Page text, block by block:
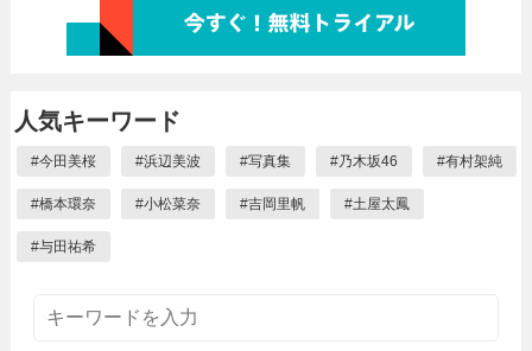
人気キーワード
#今田美桜 #浜辺美波 #写真集 #乃木坂46 #有村架純
#橋本環奈 #小松菜奈 #吉岡里帆 #土屋太鳳
#与田祐希